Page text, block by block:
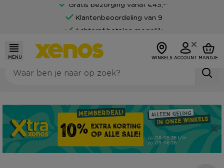
Gratis bezorging vanaf €45,-*
Klantenbeoordeling van 9
Achteraf betalen mogelijk
MENU WINKELS ACCOUNT MANDJE